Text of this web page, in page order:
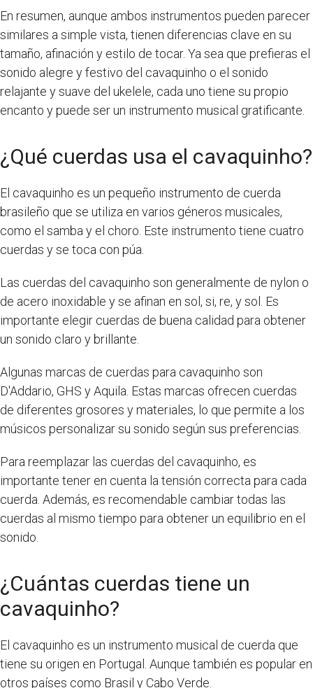
En resumen, aunque ambos instrumentos pueden parecer
similares a simple vista, tienen diferencias clave en su
tamaño, afinación y estilo de tocar. Ya sea que prefieras el
sonido alegre y festivo del cavaquinho o el sonido
relajante y suave del ukelele, cada uno tiene su propio
encanto y puede ser un instrumento musical gratificante.
¿Qué cuerdas usa el cavaquinho?
El cavaquinho es un pequeño instrumento de cuerda
brasileño que se utiliza en varios géneros musicales,
como el samba y el choro. Este instrumento tiene cuatro
cuerdas y se toca con púa.
Las cuerdas del cavaquinho son generalmente de nylon o
de acero inoxidable y se afinan en sol, si, re, y sol. Es
importante elegir cuerdas de buena calidad para obtener
un sonido claro y brillante.
Algunas marcas de cuerdas para cavaquinho son
D'Addario, GHS y Aquila. Estas marcas ofrecen cuerdas
de diferentes grosores y materiales, lo que permite a los
músicos personalizar su sonido según sus preferencias.
Para reemplazar las cuerdas del cavaquinho, es
importante tener en cuenta la tensión correcta para cada
cuerda. Además, es recomendable cambiar todas las
cuerdas al mismo tiempo para obtener un equilibrio en el
sonido.
¿Cuántas cuerdas tiene un
cavaquinho?
El cavaquinho es un instrumento musical de cuerda que
tiene su origen en Portugal. Aunque también es popular en
otros países como Brasil y Cabo Verde.